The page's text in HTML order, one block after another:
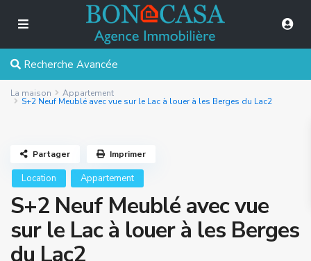
Recherche Avancée
La maison Appartement
S+2 Neuf Meublé avec vue sur le Lac à louer à les Berges du Lac2
Location Appartement
S+2 Neuf Meublé avec vue
sur le Lac à louer à les Berges
du Lac2
Partager Imprimer